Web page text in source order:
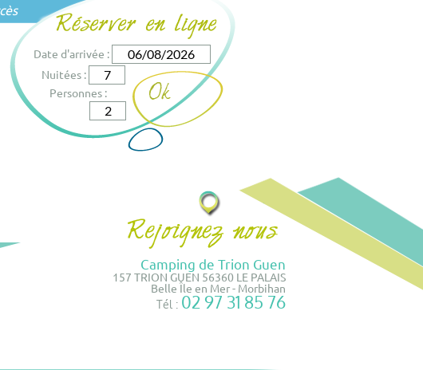
Date d'arrivée :
Nuitées :
Personnes :
Camping de Trion Guen
157 TRION GUEN 56360 LE PALAIS
Belle Île en Mer - Morbihan
Tél : 02 97 31 85 76